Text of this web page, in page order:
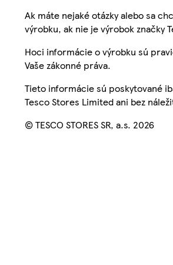
Ak máte nejaké otázky alebo sa
výrobku, ak nie je výrobok značky
Hoci informácie o výrobku sú
Vaše zákonné práva.
Tieto informácie sú poskytované
Tesco Stores Limited ani bez
© TESCO STORES SR, a.s. 2026